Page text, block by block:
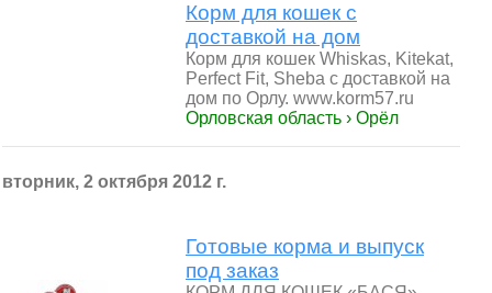
Корм для кошек с
доставкой на дом
Корм для кошек Whiskas, Kitekat,
Perfect Fit, Sheba с доставкой на
дом по Орлу. www.korm57.ru
Орловская область › Орёл
вторник, 2 октября 2012 г.
Готовые корма и выпуск
под заказ